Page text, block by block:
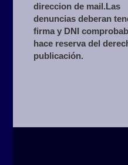
direccion de mail.Las
denuncias deberan
firma y DNI
hace reserva del
publicación.